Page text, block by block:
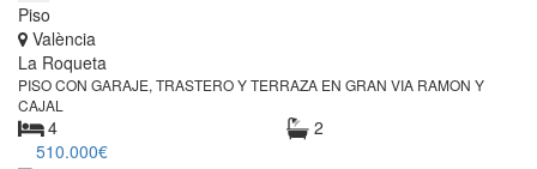
Piso
València
La Roqueta
PISO CON GARAJE, TRASTERO Y TERRAZA EN GRAN VIA RAMON Y
CAJAL
4
2
510.000€